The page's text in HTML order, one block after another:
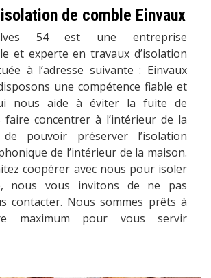
de comble Einvaux
54 est une entreprise
et experte en travaux d’isolation
à l’adresse suivante : Einvaux
une compétence fiable et
nous aide à éviter la fuite de
concentrer à l’intérieur de la
pouvoir préserver l’isolation
de l’intérieur de la maison.
coopérer avec nous pour isoler
nous vous invitons de ne pas
contacter. Nous sommes prêts à
maximum pour vous servir